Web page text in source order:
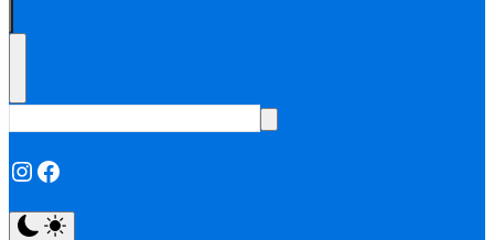
Instagram
Facebook